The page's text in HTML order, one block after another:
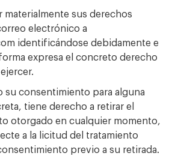
materialmente sus derechos
electrónico a
identificándose debidamente e
expresa el concreto derecho
su consentimiento para alguna
tiene derecho a retirar el
otorgado en cualquier momento,
a la licitud del tratamiento
previo a su retirada.